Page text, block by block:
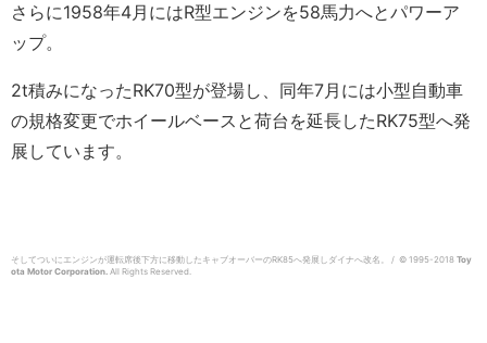
さらに1958年4月にはR型エンジンを58馬力へとパワーア
ップ。
2t積みになったRK70型が登場し、同年7月には小型自動車
の規格変更でホイールベースと荷台を延長したRK75型へ発
展しています。
そしてついにエンジンが運転席後下方に移動したキャブオーバーのRK85へ発展しダイナへ改名。 / © 1995-2018 Toy
ota Motor Corporation. All Rights Reserved.